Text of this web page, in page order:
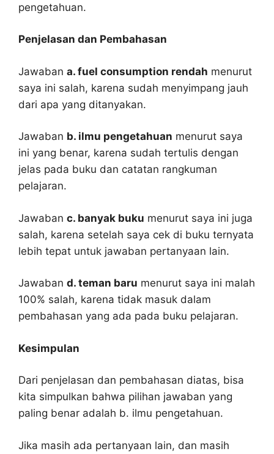
pengetahuan.
Penjelasan dan Pembahasan
Jawaban a. fuel consumption rendah menurut
saya ini salah, karena sudah menyimpang jauh
dari apa yang ditanyakan.
Jawaban b. ilmu pengetahuan menurut saya
ini yang benar, karena sudah tertulis dengan
jelas pada buku dan catatan rangkuman
pelajaran.
Jawaban c. banyak buku menurut saya ini juga
salah, karena setelah saya cek di buku ternyata
lebih tepat untuk jawaban pertanyaan lain.
Jawaban d. teman baru menurut saya ini malah
100% salah, karena tidak masuk dalam
pembahasan yang ada pada buku pelajaran.
Kesimpulan
Dari penjelasan dan pembahasan diatas, bisa
kita simpulkan bahwa pilihan jawaban yang
paling benar adalah b. ilmu pengetahuan.
Jika masih ada pertanyaan lain, dan masih